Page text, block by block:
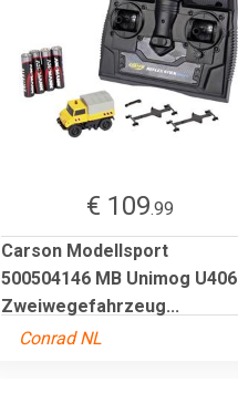
€ 109.99
Carson Modellsport
500504146 MB Unimog U406
Zweiwegefahrzeug...
Conrad NL